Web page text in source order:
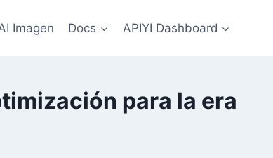
Imagen Docs APIYI Dashboard
para la era